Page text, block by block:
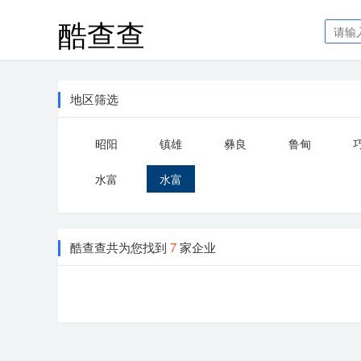
酷查查
地区筛选
昭阳 镇雄 彝良 鲁甸
水富 水富
酷查查共为您找到 7家企业